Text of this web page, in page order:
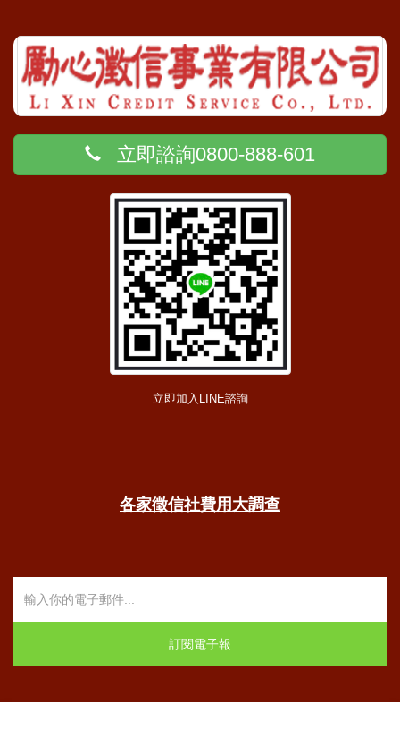
立即諮詢0800-888-601
立即加入LINE諮詢
各家徵信社費用大調查